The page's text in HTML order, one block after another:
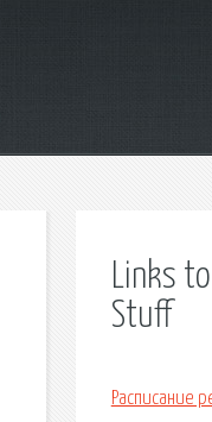
Links
Stuff
Расписание